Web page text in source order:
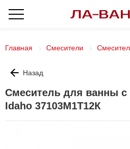
Главная Смесители
Назад
Смеситель для ванны
Idaho 37103М1Т12К